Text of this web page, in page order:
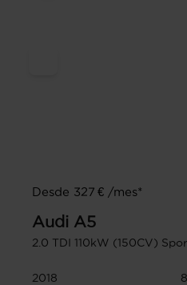
Desde 327 € /mes*
Audi A5
2.0 TDI 110kW (150CV)
2018